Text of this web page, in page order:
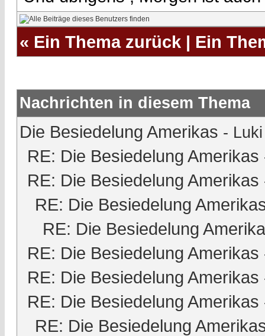
« Ein Thema zurück | Ein
Nachrichten in diesem Thema
Die Besiedelung Amerikas - Luki
RE: Die Besiedelung Amerikas
RE: Die Besiedelung Amerikas
RE: Die Besiedelung
RE: Die Besiedelung
RE: Die Besiedelung Amerikas
RE: Die Besiedelung Amerikas
RE: Die Besiedelung Amerikas
RE: Die Besiedelung